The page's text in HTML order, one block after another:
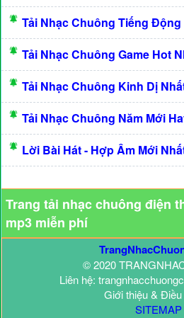
Tải Nhạc Chuông Tiếng Động
Tải Nhạc Chuông Game Hot
Tải Nhạc Chuông Kinh Dị
Tải Nhạc Chuông Năm Mới
Lời Bài Hát - Hợp Âm Mới
Trang tải nhạc chuông điện
mp3 miễn phí
© 2020
Liên hệ:
Giới thiệu &
SITEMAP